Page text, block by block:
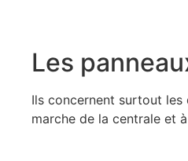
Les
Ils concernent surtout
marche de la centrale et